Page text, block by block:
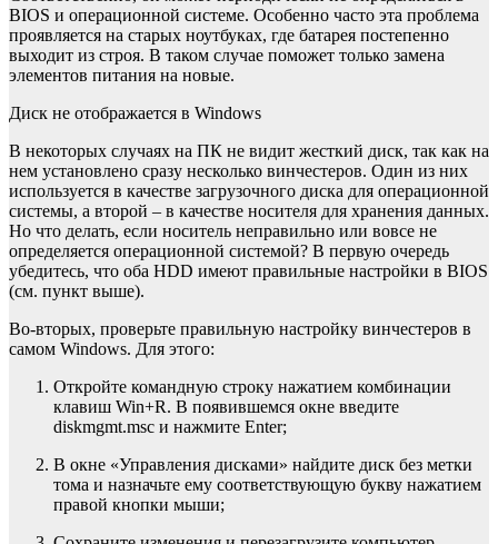
BIOS и операционной системе. Особенно часто эта проблема
проявляется на старых ноутбуках, где батарея постепенно
выходит из строя. В таком случае поможет только замена
элементов питания на новые.
Диск не отображается в Windows
В некоторых случаях на ПК не видит жесткий диск, так как на
нем установлено сразу несколько винчестеров. Один из них
используется в качестве загрузочного диска для операционной
системы, а второй – в качестве носителя для хранения данных.
Но что делать, если носитель неправильно или вовсе не
определяется операционной системой? В первую очередь
убедитесь, что оба HDD имеют правильные настройки в BIOS
(см. пункт выше).
Во-вторых, проверьте правильную настройку винчестеров в
самом Windows. Для этого:
Откройте командную строку нажатием комбинации
клавиш Win+R. В появившемся окне введите
diskmgmt.msc и нажмите Enter;
В окне «Управления дисками» найдите диск без метки
тома и назначьте ему соответствующую букву нажатием
правой кнопки мыши;